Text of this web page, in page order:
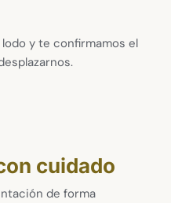
y te confirmamos el
cuidado
de forma